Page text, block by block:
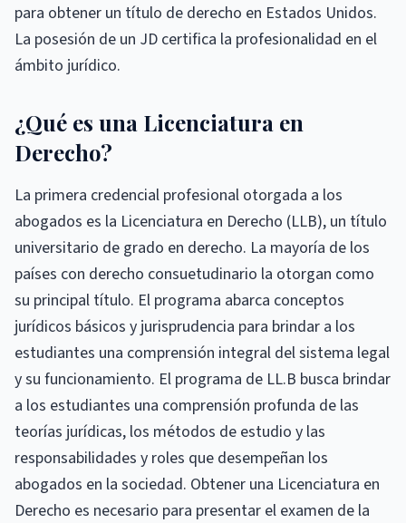
para obtener un título de derecho en Estados Unidos.
La posesión de un JD certifica la profesionalidad en el
ámbito jurídico.
¿Qué es una Licenciatura en
Derecho?
La primera credencial profesional otorgada a los
abogados es la Licenciatura en Derecho (LLB), un título
universitario de grado en derecho. La mayoría de los
países con derecho consuetudinario la otorgan como
su principal título. El programa abarca conceptos
jurídicos básicos y jurisprudencia para brindar a los
estudiantes una comprensión integral del sistema legal
y su funcionamiento. El programa de LL.B busca brindar
a los estudiantes una comprensión profunda de las
teorías jurídicas, los métodos de estudio y las
responsabilidades y roles que desempeñan los
abogados en la sociedad. Obtener una Licenciatura en
Derecho es necesario para presentar el examen de la